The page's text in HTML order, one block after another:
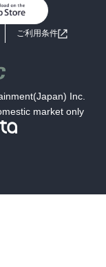
ノベ
せ
ご利用条件
Inc.
market only